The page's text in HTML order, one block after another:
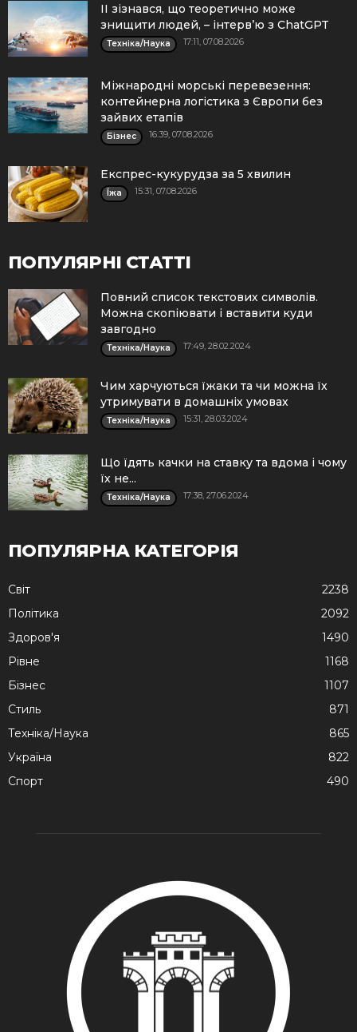
ІІ зізнався, що теоретично може
знищити людей, – інтерв’ю з ChatGPT
Техніка/Наука 17:11, 07.08.2026
Міжнародні морські перевезення:
контейнерна логістика з Європи без
зайвих етапів
Бізнес 16:39, 07.08.2026
Експрес-кукурудза за 5 хвилин
Їжа 15:31, 07.08.2026
ПОПУЛЯРНІ СТАТТІ
Повний список текстових символів.
Можна скопіювати і вставити куди
завгодно
Техніка/Наука 17:49, 28.02.2024
Чим харчуються їжаки та чи можна їх
утримувати в домашніх умовах
Техніка/Наука 15:31, 28.03.2024
Що їдять качки на ставку та вдома і чому
їх не...
Техніка/Наука 17:38, 27.06.2024
ПОПУЛЯРНА КАТЕГОРІЯ
Cвіт
2238
Політика
2092
Здоров'я
1490
Рівне
1168
Бізнес
1107
Стиль
871
Техніка/Наука
865
Україна
822
Спорт
490